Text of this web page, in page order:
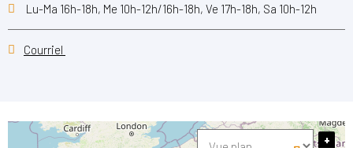
Lu-Ma 16h-18h, Me 10h-12h/16h-18h, Ve 17h-18h, Sa 10h-12h
Courriel
+